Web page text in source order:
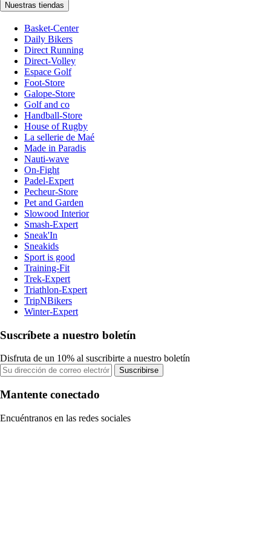
Nuestras tiendas
Basket-Center
Daily Bikers
Direct Running
Direct-Volley
Espace Golf
Foot-Store
Galope-Store
Golf and co
Handball-Store
House of Rugby
La sellerie de Maé
Made in Paradis
Nauti-wave
On-Fight
Padel-Expert
Pecheur-Store
Pet and Garden
Slowood Interior
Smash-Expert
Sneak'In
Sneakids
Sport is good
Training-Fit
Trek-Expert
Triathlon-Expert
TripNBikers
Winter-Expert
Suscríbete a nuestro boletín
Disfruta de un 10% al suscribirte a nuestro boletín
Suscribirse
Mantente conectado
Encuéntranos en las redes sociales